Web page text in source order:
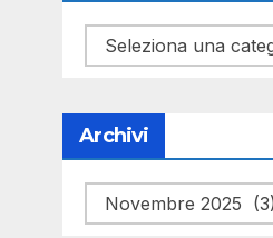
Categorie
Archivi
Archivi